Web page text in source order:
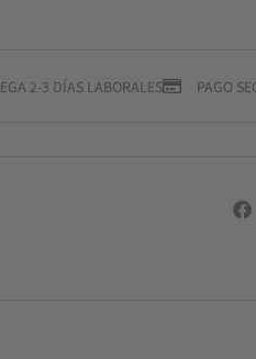
2-3 DÍAS LABORALES PAGO